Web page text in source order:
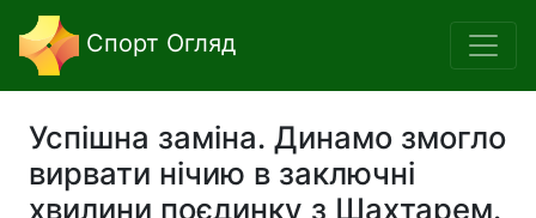
Спорт Огляд
Успішна заміна. Динамо змогло
вирвати нічию в заключні
хвилини поєдинку з Шахтарем.